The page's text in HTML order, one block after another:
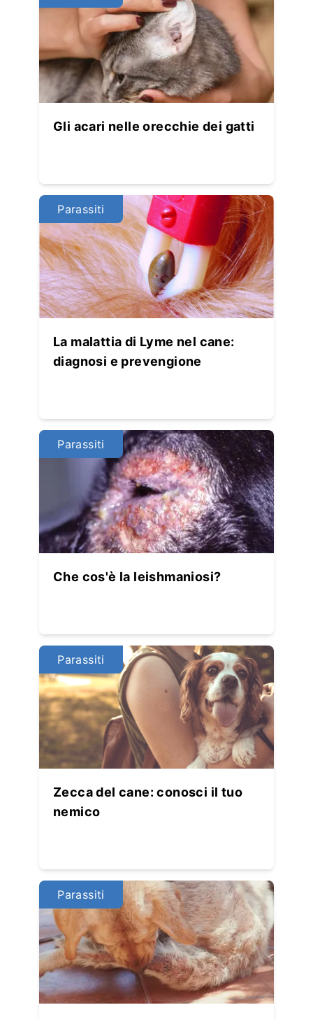
Gli acari nelle orecchie dei gatti
Parassiti
La malattia di Lyme nel cane:
diagnosi e prevengione
Parassiti
Che cos'è la leishmaniosi?
Parassiti
Zecca del cane: conosci il tuo
nemico
Parassiti